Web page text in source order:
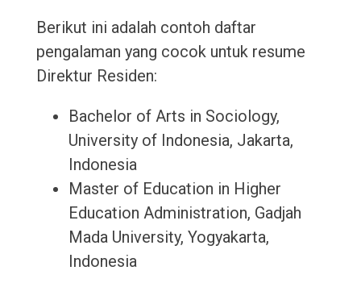
Berikut ini adalah contoh daftar
pengalaman yang cocok untuk resume
Direktur Residen:
Bachelor of Arts in Sociology,
University of Indonesia, Jakarta,
Indonesia
Master of Education in Higher
Education Administration, Gadjah
Mada University, Yogyakarta,
Indonesia